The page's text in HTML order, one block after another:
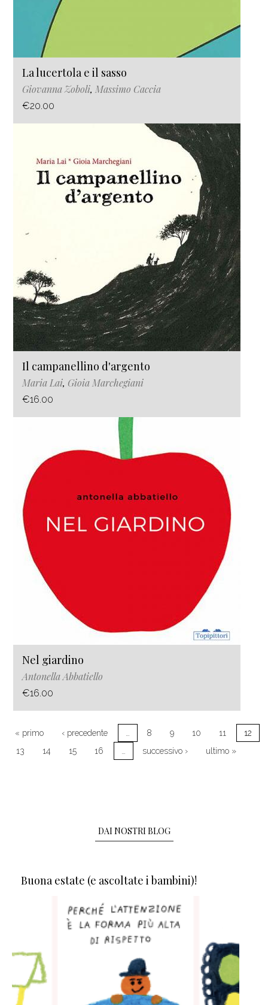
La lucertola e il sasso
Giovanna Zoboli, Massimo Caccia
€20.00
Il campanellino d'argento
Maria Lai, Gioia Marchegiani
€16.00
Nel giardino
Antonella Abbatiello
€16.00
« primoPrima pagina
‹ precedentePagina precedente
8 9 10 11
12
13
14 15 16 successivo ›Pagina successiva
ultimo »Ultima
DAI NOSTRI BLOG
Buona estate (e ascoltate i bambini)!